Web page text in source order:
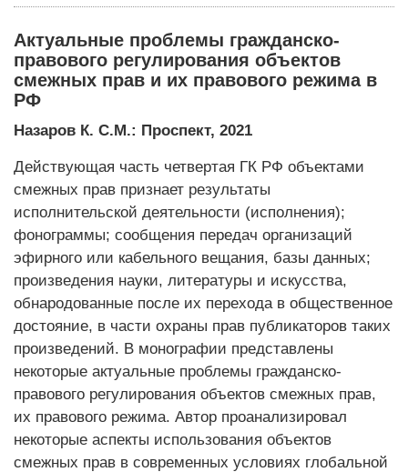
Актуальные проблемы гражданско-
правового регулирования объектов
смежных прав и их правового режима в
РФ
Назаров К. С.М.: Проспект, 2021
Действующая часть четвертая ГК РФ объектами
смежных прав признает результаты
исполнительской деятельности (исполнения);
фонограммы; сообщения передач организаций
эфирного или кабельного вещания, базы данных;
произведения науки, литературы и искусства,
обнародованные после их перехода в общественное
достояние, в части охраны прав публикаторов таких
произведений. В монографии представлены
некоторые актуальные проблемы гражданско-
правового регулирования объектов смежных прав,
их правового режима. Автор проанализировал
некоторые аспекты использования объектов
смежных прав в современных условиях глобальной